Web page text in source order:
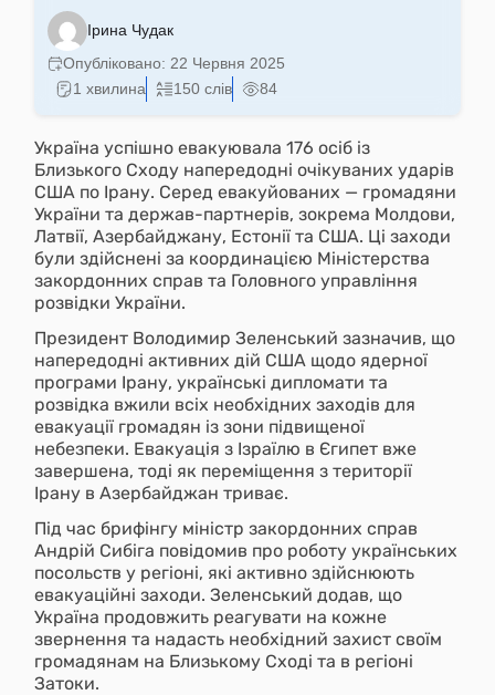
Ірина Чудак
1 хвилина 150 слів 84
Опубліковано: 22 Червня 2025
Україна успішно евакуювала 176 осіб із
Близького Сходу напередодні очікуваних ударів
США по Ірану. Серед евакуйованих — громадяни
України та держав-партнерів, зокрема Молдови,
Латвії, Азербайджану, Естонії та США. Ці заходи
були здійснені за координацією Міністерства
закордонних справ та Головного управління
розвідки України.
Президент Володимир Зеленський зазначив, що
напередодні активних дій США щодо ядерної
програми Ірану, українські дипломати та
розвідка вжили всіх необхідних заходів для
евакуації громадян із зони підвищеної
небезпеки. Евакуація з Ізраїлю в Єгипет вже
завершена, тоді як переміщення з території
Ірану в Азербайджан триває.
Під час брифінгу міністр закордонних справ
Андрій Сибіга повідомив про роботу українських
посольств у регіоні, які активно здійснюють
евакуаційні заходи. Зеленський додав, що
Україна продовжить реагувати на кожне
звернення та надасть необхідний захист своїм
громадянам на Близькому Сході та в регіоні
Затоки.